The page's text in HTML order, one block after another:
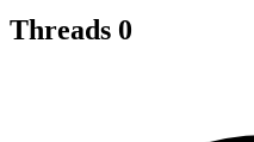
Threads 0